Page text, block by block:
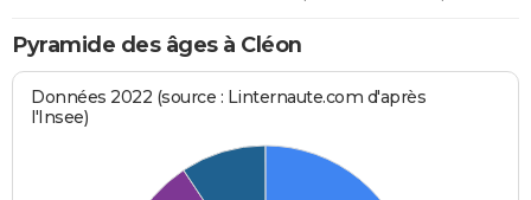
Pyramide des âges à Cléon
Données 2022 (source : Linternaute.com d'après
l'Insee)